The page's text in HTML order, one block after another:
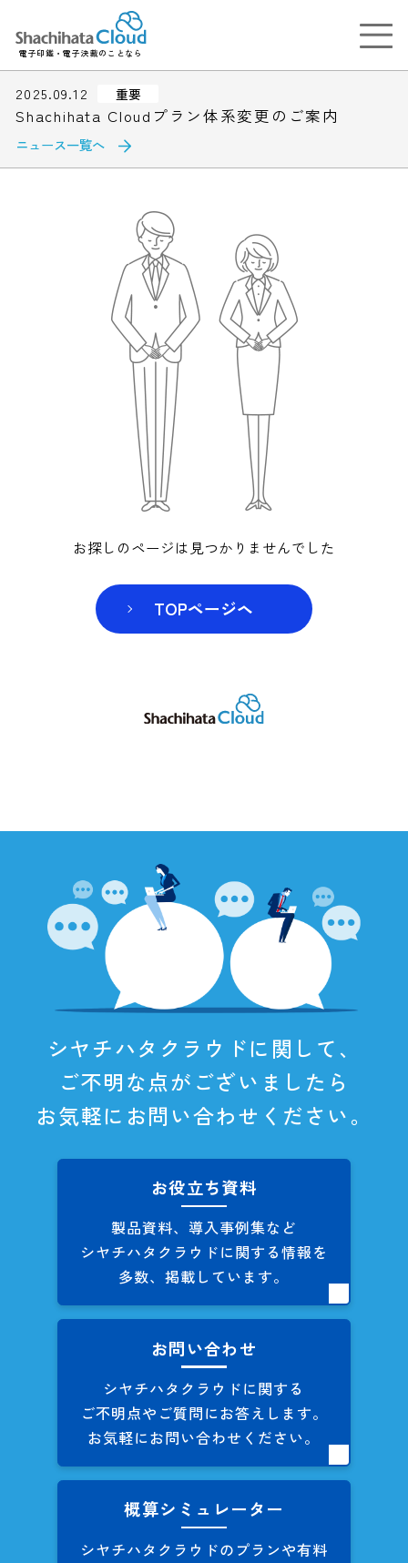
電子印鑑・電子決裁のことなら
2025.09.12 重要
Shachihata Cloudプラン体系変更のご案内
ニュース一覧へ
お探しのページは見つかりませんでした
TOPページヘ
シヤチハタクラウドに関して、
ご不明な点がございましたら
お気軽にお問い合わせください。
お役立ち資料
製品資料、導入事例集など
シヤチハタクラウドに関する情報を
多数、掲載しています。
お問い合わせ
シヤチハタクラウドに関する
ご不明点やご質問にお答えします。
お気軽にお問い合わせください。
概算シミュレーター
シヤチハタクラウドのプランや有料